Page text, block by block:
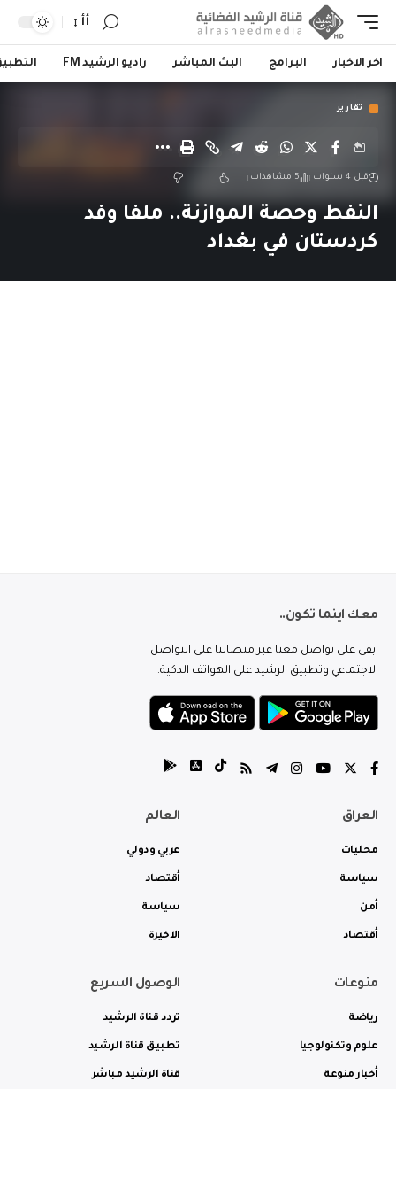
أأ
اخر الاخبار البرامج البث المباشر راديو الرشيد FM
تقارير
قبل 4 سنوات 5 مشاهدات
النفط وحصة الموازنة.. ملفا وفد
كردستان في بغداد
معك اينما تكون..
ابقى على تواصل معنا عبر منصاتنا على التواصل
الاجتماعي وتطبيق الرشيد على الهواتف الذكية.
العراق
محليات
سياسة
أمن
أقتصاد
العالم
عربي ودولي
أقتصاد
سياسة
الاخيرة
منوعات
رياضة
علوم وتكنولوجيا
أخبار منوعة
الوصول السريع
تردد قناة الرشيد
تطبيق قناة الرشيد
قناة الرشيد مباشر